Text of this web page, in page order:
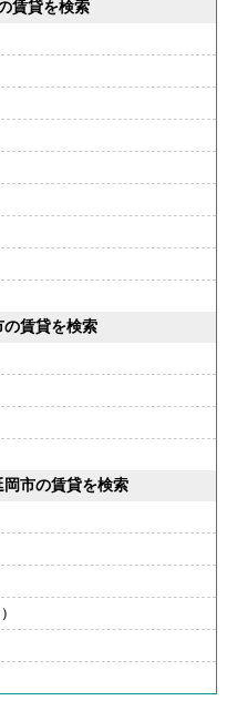
賃貸を検索
の賃貸を検索
市の賃貸を検索